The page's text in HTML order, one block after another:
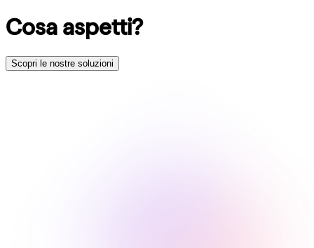
Cosa aspetti?
Scopri le nostre soluzioni